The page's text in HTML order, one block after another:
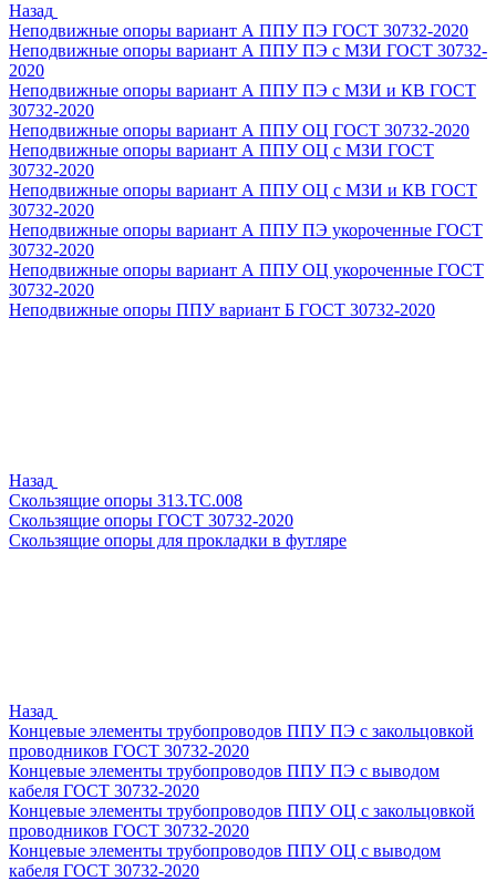
Назад
Неподвижные опоры вариант А ППУ ПЭ ГОСТ 30732-2020
Неподвижные опоры вариант А ППУ ПЭ с МЗИ ГОСТ 30732-
2020
Неподвижные опоры вариант А ППУ ПЭ с МЗИ и КВ ГОСТ
30732-2020
Неподвижные опоры вариант А ППУ ОЦ ГОСТ 30732-2020
Неподвижные опоры вариант А ППУ ОЦ с МЗИ ГОСТ
30732-2020
Неподвижные опоры вариант А ППУ ОЦ с МЗИ и КВ ГОСТ
30732-2020
Неподвижные опоры вариант А ППУ ПЭ укороченные ГОСТ
30732-2020
Неподвижные опоры вариант А ППУ ОЦ укороченные ГОСТ
30732-2020
Неподвижные опоры ППУ вариант Б ГОСТ 30732-2020
Назад
Скользящие опоры 313.ТС.008
Скользящие опоры ГОСТ 30732-2020
Скользящие опоры для прокладки в футляре
Назад
Концевые элементы трубопроводов ППУ ПЭ с закольцовкой
проводников ГОСТ 30732-2020
Концевые элементы трубопроводов ППУ ПЭ с выводом
кабеля ГОСТ 30732-2020
Концевые элементы трубопроводов ППУ ОЦ с закольцовкой
проводников ГОСТ 30732-2020
Концевые элементы трубопроводов ППУ ОЦ с выводом
кабеля ГОСТ 30732-2020